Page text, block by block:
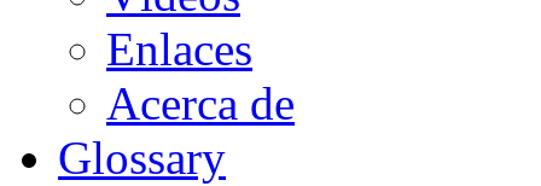
Enlaces
Acerca de
Glossary